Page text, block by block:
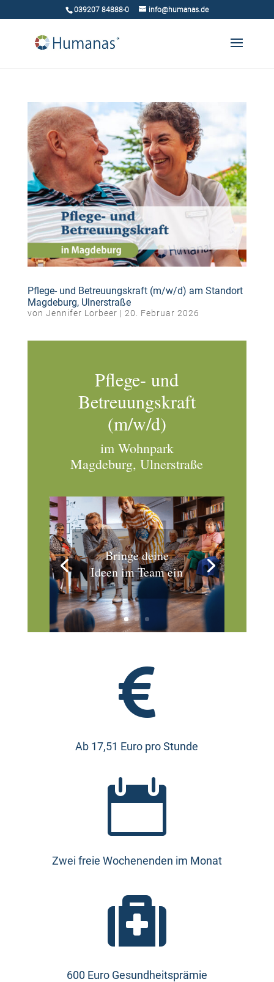
039207 84888-0 info@humanas.de
Pflege- und Betreuungskraft (m/w/d) am Standort
Magdeburg, Ulnerstraße
von Jennifer Lorbeer | 20. Februar 2026
Pflege- und
Betreuungskraft
(m/w/d)
im Wohnpark
Magdeburg, Ulnerstraße
Bringe deine
Ideen im Team ein

Ab 17,51 Euro pro Stunde

Zwei freie Wochenenden im Monat

600 Euro Gesundheitsprämie